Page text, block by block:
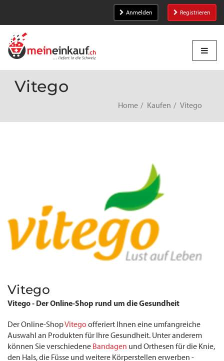
Anmelden Registrieren
Vitego
Home Kaufen Vitego
Vitego
Vitego - Der Online-Shop rund um die Gesundheit
Der Online-ShopVitegoofferiert Ihnen eine umfangreiche
Auswahl an Produkten für Ihre Gesundheit. Unter anderem
können Sie verschiedene Bandagen und Orthesen für die Knie,
den Hals, die Füsse und weitere Körperstellen erwerben -